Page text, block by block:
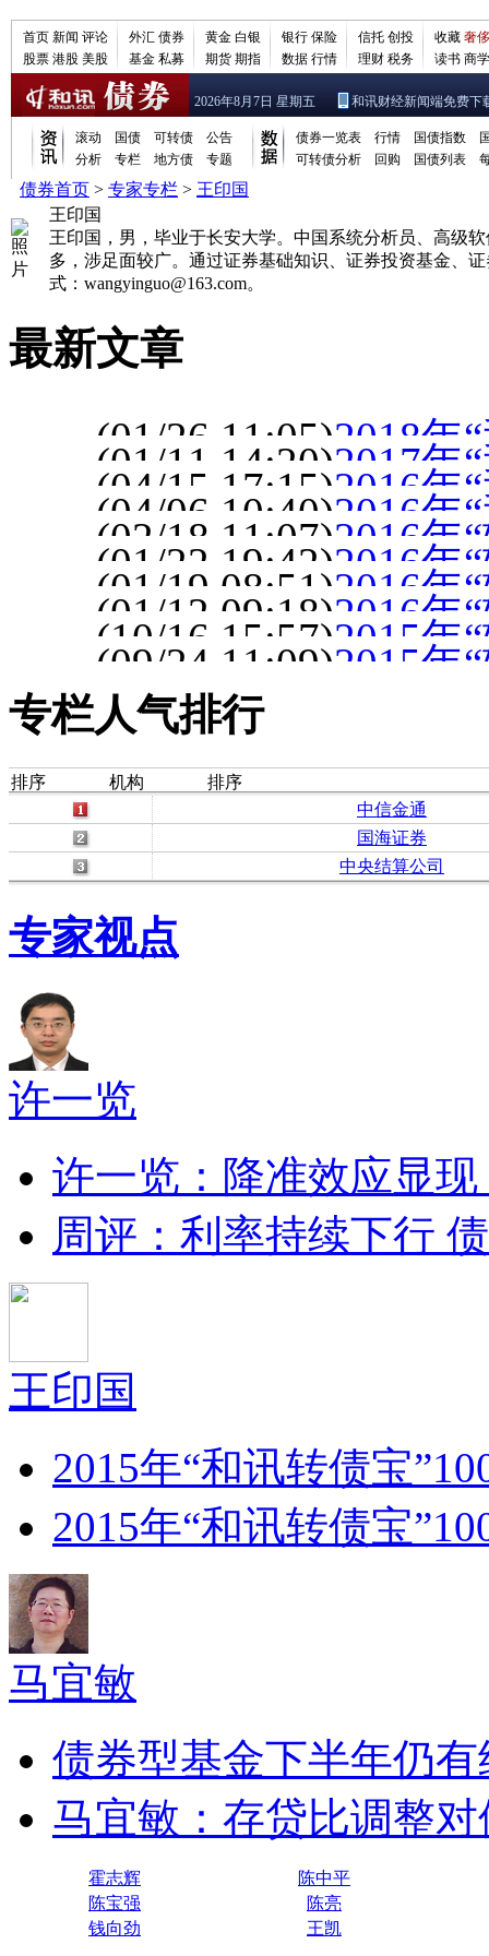
首页 新闻 评论
股票 港股 美股
外汇 债券
基金 私募
黄金 白银
期货 期指
银行 保险
数据 行情
信托 创投
理财 税务
收藏 奢
读书 商
2026年8月7日 星期五 和讯财经新闻端免费下
滚动 国债 可转债
公告
分析
专栏 地方债 专题
债券一览表 行情 国债指数
可转债分析
回购 国债列表
债券首页 > 专家专栏 > 王印国
王印国
王印国，男，毕业于长安大学。中国系统分析员、高级
多，涉足面较广。通过证券基础知识、证券投资基金、
式：wangyinguo@163.com。
最新文章
(01/26 11:05)2018年
（2018.1.26）
(01/11 14:20)2017年
（2017.1.6）
(04/15 17:15)2016年
(2016.04.15)
(04/06 10:40)2016年
(2016.04.06)
(02/18 11:07)2016年
(2016.02.18)
(01/22 19:42)2016年
（2016.1.22）
(01/19 08:51)2016年
(2016.01.18)
(01/12 09:18)2016年
(10/16 15:57)2015年
(2015.10.16)
(09/24 11:09)2015年
(2015.9.24)
专栏人气排行
排序 机构
排序
中信金通
国海证券
中央结算公司
专家视点
许一览
许一览：降准效应显
周评：利率持续下行
王印国
2015年“和讯转债宝
2015年“和讯转债宝
马宜敏
债券型基金下半年仍
马宜敏：存贷比调整
霍志辉
陈中平
陈宝强
陈亮
钱向劲
王凯